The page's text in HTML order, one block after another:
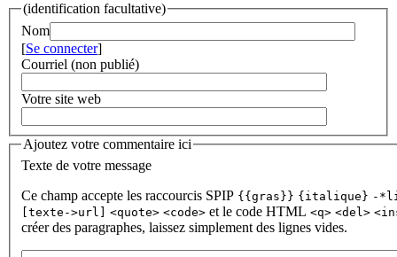
(identification facultative)
Nom
[Se connecter]
Courriel (non publié)
Votre site web
Ajoutez votre commentaire ici
Texte de votre message
Ce champ accepte les raccourcis SPIP {{gras}} {italique} -
[texte->url] <quote> <code> et le code HTML <q> <del>
créer des paragraphes, laissez simplement des lignes vides.